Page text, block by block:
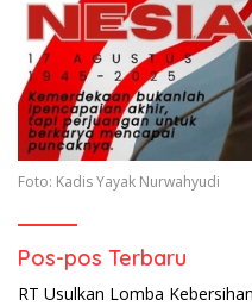
Foto: Kadis Yayak Nurwahyudi
Pos-pos Terbaru
RT Usulkan Lomba